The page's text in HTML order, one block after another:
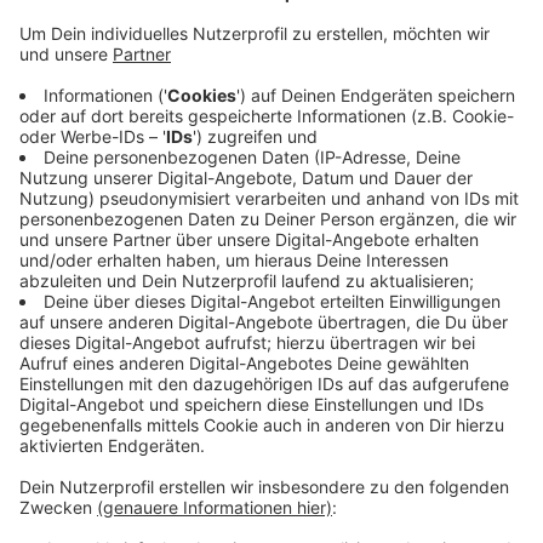
Allein in Billerbeck versorgten die Teams über 30 Mal
betrunkene oder gestürzte Narren. Rettungswagen
brachten fünf Menschen in Krankenhäuser, sagt Kreis
DRK Chef Christoph Schlütermann. Dennoch sei das im
Vergleich zu den Vorjahren eine durchschnittliche
Bilanz. Ähnlich bestätigt das die Polizei. Sie musste in
Olfen zwei Mal wegen Rangeleien unter Betrunkenen
eingreifen, in Billerbeck einmal. Hier kamen noch ein
Diebstahl und Platzverweise dazu. Für Altweiber sei
das wenig.
Anzeige